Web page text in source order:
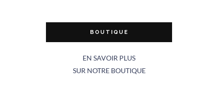
BOUTIQUE
EN SAVOIR PLUS
SUR NOTRE BOUTIQUE